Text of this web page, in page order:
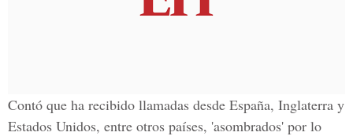
Contó que ha recibido llamadas desde España, Inglaterra y
Estados Unidos, entre otros países, 'asombrados' por lo